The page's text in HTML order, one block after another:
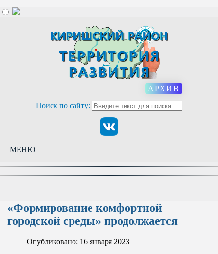
АРХИВ
Поиск по сайту:
МЕНЮ
«Формирование комфортной
городской среды» продолжается
Опубликовано: 16 января 2023